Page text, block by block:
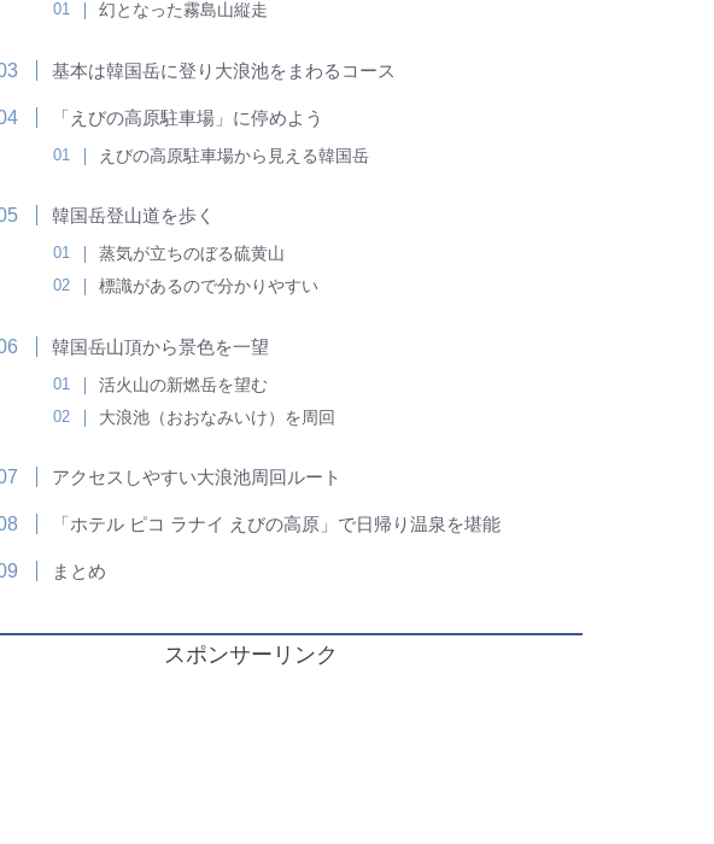
幻となった霧島山縦走
基本は韓国岳に登り大浪池をまわるコース
「えびの高原駐車場」に停めよう
えびの高原駐車場から見える韓国岳
韓国岳登山道を歩く
蒸気が立ちのぼる硫黄山
標識があるので分かりやすい
韓国岳山頂から景色を一望
活火山の新燃岳を望む
大浪池（おおなみいけ）を周回
アクセスしやすい大浪池周回ルート
「ホテル ピコ ラナイ えびの高原」で日帰り温泉を堪能
まとめ
スポンサーリンク